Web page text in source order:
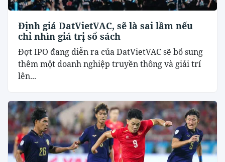
Định giá DatVietVAC, sẽ là sai lầm nếu
chỉ nhìn giá trị sổ sách
Đợt IPO đang diễn ra của DatVietVAC sẽ bổ sung
thêm một doanh nghiệp truyền thông và giải trí
lên...